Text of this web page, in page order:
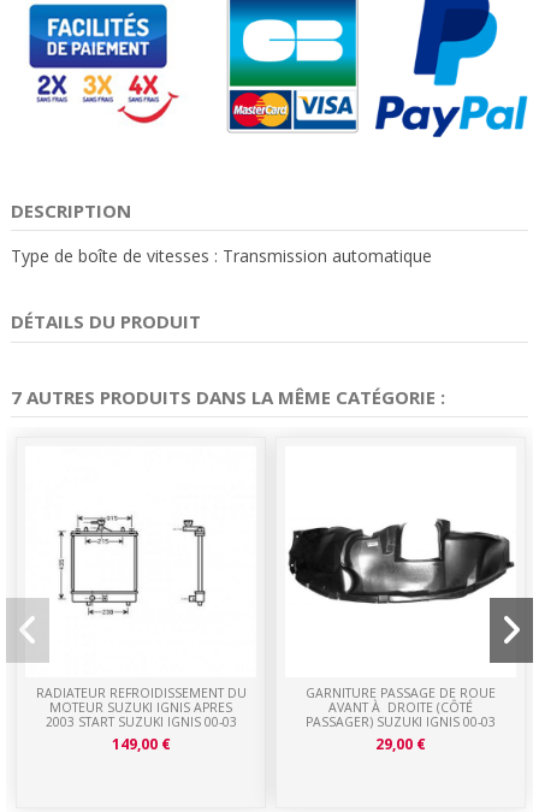
DESCRIPTION
Type de boîte de vitesses : Transmission automatique
DÉTAILS DU PRODUIT
7 AUTRES PRODUITS DANS LA MÊME CATÉGORIE :
RADIATEUR REFROIDISSEMENT DU
MOTEUR SUZUKI IGNIS APRES
2003 START SUZUKI IGNIS 00-03
149,00 €
GARNITURE PASSAGE DE ROUE
AVANT À DROITE (CÔTÉ
PASSAGER) SUZUKI IGNIS 00-03
29,00 €